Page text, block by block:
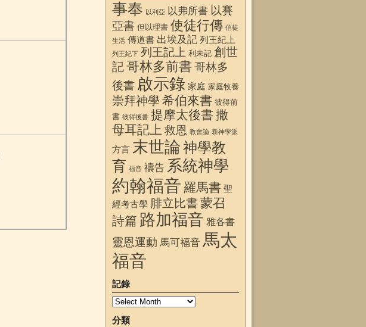
事奉 以利亞 以弗所書 以賽
亞書 但以理書 使徒行傳 信徒
生活 傳道書 出埃及記 列王紀上
列王紀下 列王記上 利未記 創世
記哥林多前書 哥林多
後書 啟示錄 家庭 家庭牧養
崇拜神學 希伯來書 彼得前
書 彼得後書 提摩太後書 撒
母耳記上 救恩 教會論 新神學派
方言 末世論神學教
育 福音 禱告 系統神學
約翰福音 羅馬書 聖
經考古學 腓立比書 蒙召
詩篇 路加福音 雅各書
靈恩運動 馬可福音 馬太
福音
記錄
分類